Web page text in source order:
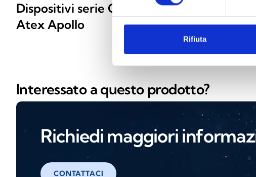
Rifiuta
Dispositivi serie Orbis I.S.
Atex Apollo
Dispositivi
Atex Apollo
Interessato a questo prodotto?
Richiedi maggiori
CONTATTACI